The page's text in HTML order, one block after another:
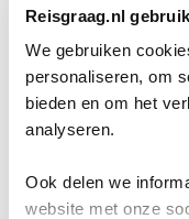
Reisgraag.nl
We gebruiken
personaliseren, om
bieden en om het
analyseren.
Ook delen we
website met onze